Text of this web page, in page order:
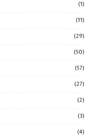
(1)
(11)
(29)
(50)
(57)
(27)
(2)
(3)
(4)